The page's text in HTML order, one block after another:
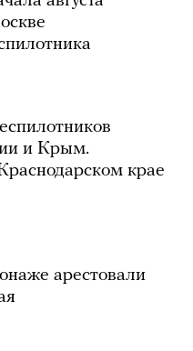
и Крым.
крае
арестовали